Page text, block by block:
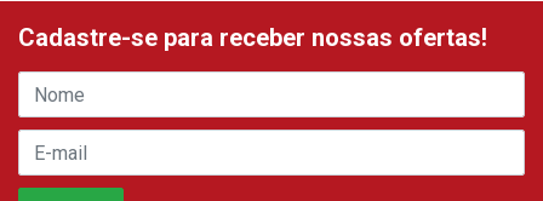
Cadastre-se para receber nossas ofertas!